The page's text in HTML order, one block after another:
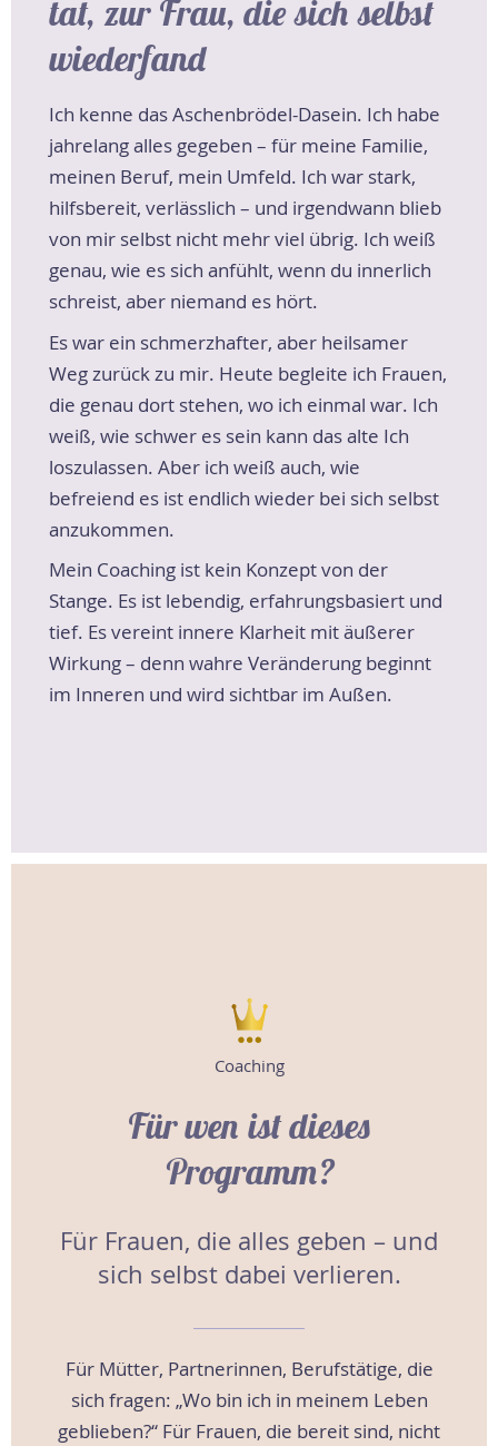
tat, zur Frau, die sich selbst
wiederfand
Ich kenne das Aschenbrödel-Dasein. Ich habe
jahrelang alles gegeben – für meine Familie,
meinen Beruf, mein Umfeld. Ich war stark,
hilfsbereit, verlässlich – und irgendwann blieb
von mir selbst nicht mehr viel übrig. Ich weiß
genau, wie es sich anfühlt, wenn du innerlich
schreist, aber niemand es hört.
Es war ein schmerzhafter, aber heilsamer
Weg zurück zu mir. Heute begleite ich Frauen,
die genau dort stehen, wo ich einmal war. Ich
weiß, wie schwer es sein kann das alte Ich
loszulassen. Aber ich weiß auch, wie
befreiend es ist endlich wieder bei sich selbst
anzukommen.
Mein Coaching ist kein Konzept von der
Stange. Es ist lebendig, erfahrungsbasiert und
tief. Es vereint innere Klarheit mit äußerer
Wirkung – denn wahre Veränderung beginnt
im Inneren und wird sichtbar im Außen.
Coaching
Für wen ist dieses
Programm?
Für Frauen, die alles geben – und
sich selbst dabei verlieren.
Für Mütter, Partnerinnen, Berufstätige, die
sich fragen: „Wo bin ich in meinem Leben
geblieben?“ Für Frauen, die bereit sind, nicht